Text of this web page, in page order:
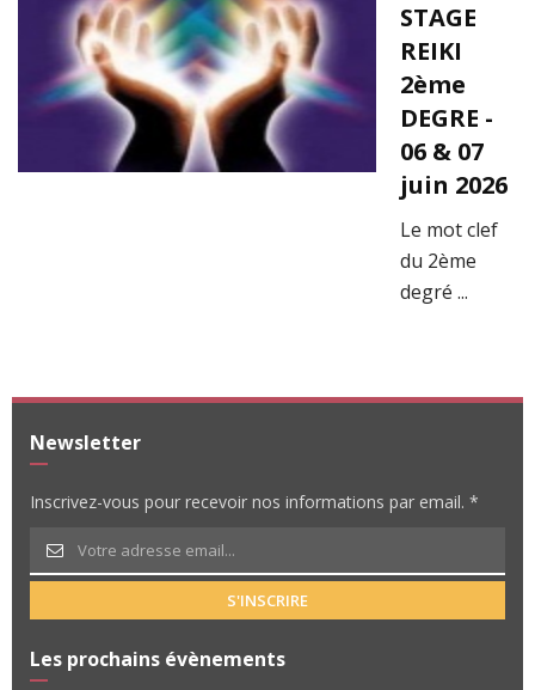
STAGE
REIKI
2ème
DEGRE -
06 & 07
juin 2026
Le mot clef
du 2ème
degré ...
Newsletter
Inscrivez-vous pour recevoir nos informations par email. *
S'INSCRIRE
Les prochains évènements